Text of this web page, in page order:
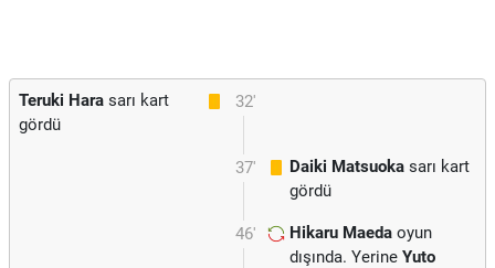
32'
Teruki Hara sarı kart
gördü
37' Daiki Matsuoka sarı kart
gördü
46' Hikaru Maeda oyun
dışında. Yerine Yuto